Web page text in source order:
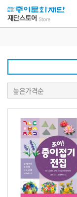
상
품
정
렬
높은가격순